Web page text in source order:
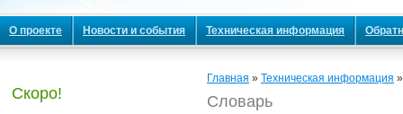
О проекте Новости и события Техническая информация
Скоро!
Главная » Техническая информация
Словарь